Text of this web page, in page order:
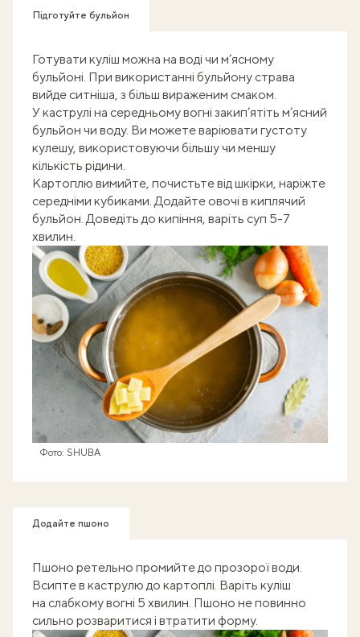
Підготуйте бульйон
Готувати куліш можна на воді чи м’ясному
бульйоні. При використанні бульйону страва
вийде ситніша, з більш вираженим смаком.
У каструлі на середньому вогні закип’ятіть м’ясний
бульйон чи воду. Ви можете варіювати густоту
кулешу, використовуючи більшу чи меншу
кількість рідини.
Картоплю вимийте, почистьте від шкірки, наріжте
середніми кубиками. Додайте овочі в киплячий
бульйон. Доведіть до кипіння, варіть суп 5-7
хвилин.
Фото: SHUBA
Додайте пшоно
Пшоно ретельно промийте до прозорої води.
Всипте в каструлю до картоплі. Варіть куліш
на слабкому вогні 5 хвилин. Пшоно не повинно
сильно розваритися і втратити форму.